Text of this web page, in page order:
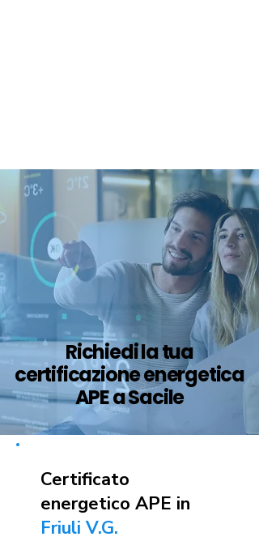
Richiedi la tua
certificazione energetica
APE a Sacile
Certificato
energetico APE in
Friuli V.G.